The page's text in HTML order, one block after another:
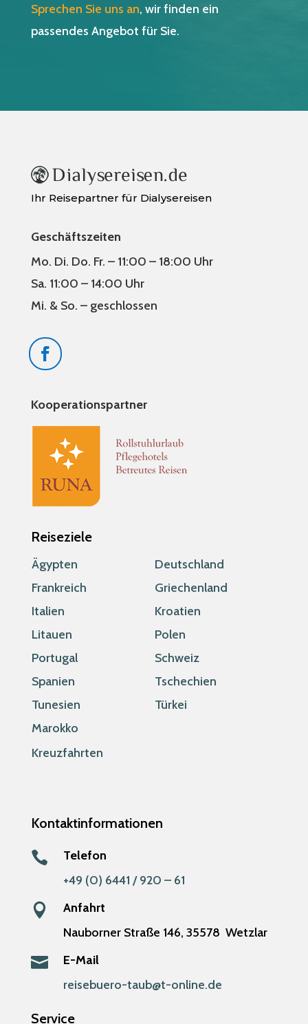
Sprechen Sie uns an, wir finden ein
passendes Angebot für Sie.
Ihr Reisepartner für Dialysereisen
Geschäftszeiten
Mo. Di. Do. Fr. – 11:00 – 18:00 Uhr
Sa. 11:00 – 14:00 Uhr
Mi. & So. – geschlossen
Kooperationspartner
Reiseziele
Ägypten
Deutschland
Frankreich
Griechenland
Italien
Kroatien
Litauen
Polen
Portugal
Schweiz
Spanien
Tschechien
Tunesien
Türkei
Marokko
Kreuzfahrten
Kontaktinformationen

Telefon
+49 (0) 6441 / 920 – 61

Anfahrt
Nauborner Straße 146, 35578 Wetzlar

E-Mail
reisebuero-taub@t-online.de
Service